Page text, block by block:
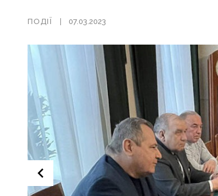
ПОДІЇ 07.03.2023